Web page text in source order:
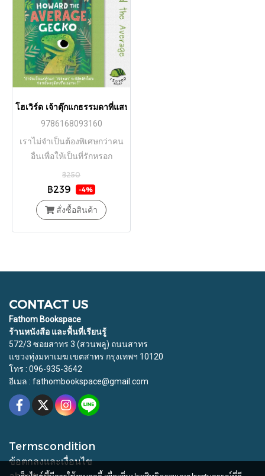
โฮเวิร์ด เจ้าตุ๊กแกธรรมดาที่แสนพิเศษ (Howard The Average
9786168093160
เราไม่จำเป็นต้องพิเศษกว่าคน
อื่นเพื่อให้เป็นที่รักหรอก
฿250
฿239 -4%
สั่งซื้อสินค้า
CONTACT US
Fathom Bookspace
ร้านหนังสือ และพื้นที่เรียนรู้
572/3 ซอยสาทร 3 (สวนพลู) ถนนสาทร
แขวงทุ่งมหาเมฆ เขตสาทร กรุงเทพฯ 10120
โทร : 096-935-3642
อีเมล : fathombookspace@gmail.com
Termscondition
ข้อตกลงและเงื่อนไข